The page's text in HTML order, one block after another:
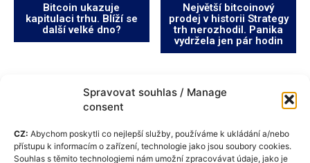
Spravovat souhlas / Manage
consent
CZ: Abychom poskytli co nejlepší služby, používáme k ukládání a/nebo
přístupu k informacím o zařízení, technologie jako jsou soubory cookies.
Souhlas s těmito technologiemi nám umožní zpracovávat údaje, jako je
Bitcoin ukazuje
kapitulaci trhu. Blíží se
další velké dno?
Největší bitcoinový
prodej v historii Strategy
trh nerozhodil. Panika
vydržela jen pár hodin